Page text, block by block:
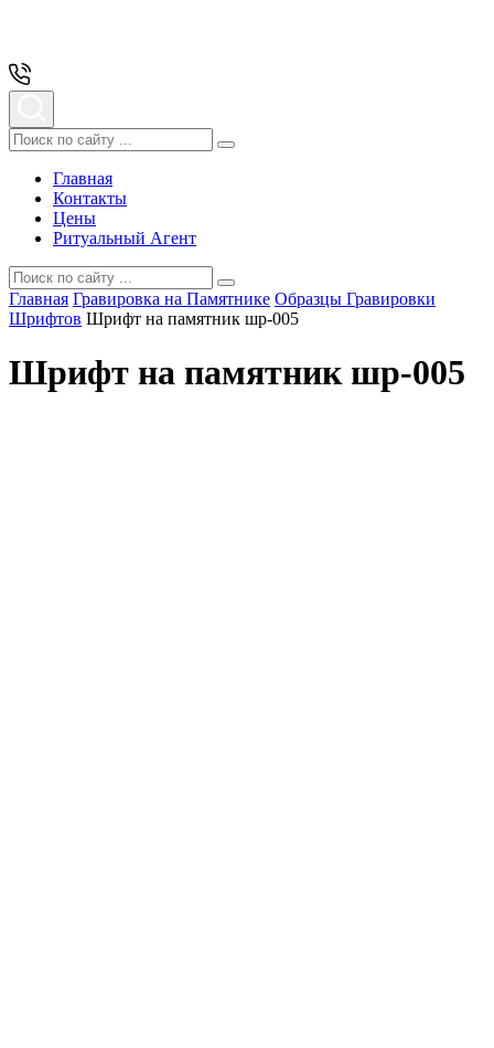
Главная
Контакты
Цены
Ритуальный Агент
Главная Гравировка на Памятнике Образцы Гравировки
Шрифтов Шрифт на памятник шр-005
Шрифт на памятник шр-005